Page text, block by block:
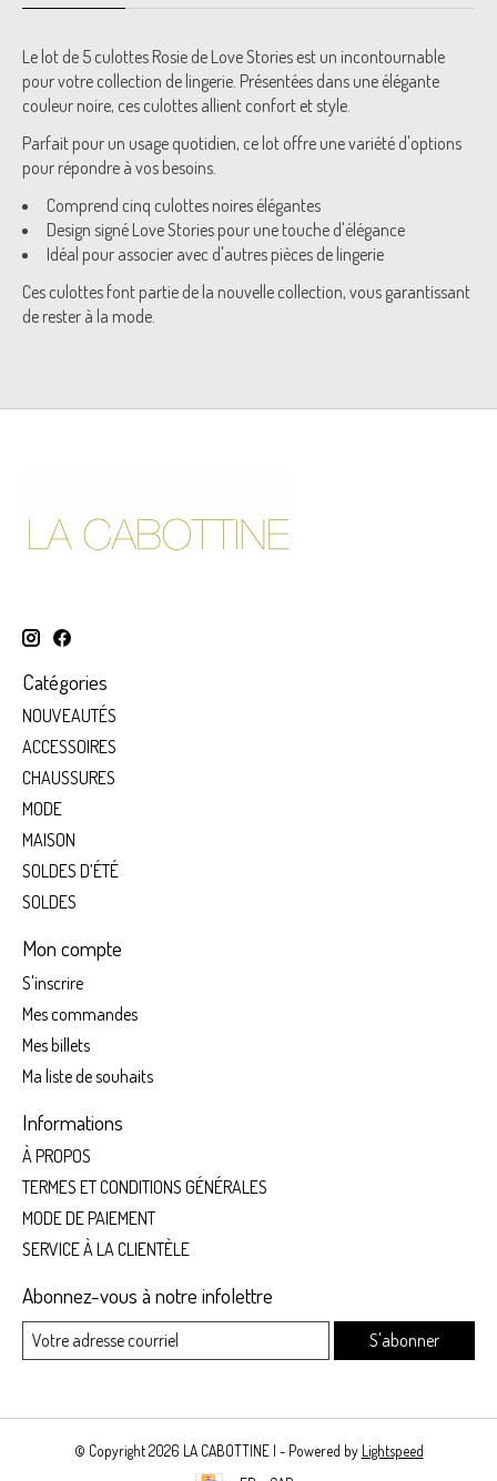
Le lot de 5 culottes Rosie de Love Stories est un incontournable
pour votre collection de lingerie. Présentées dans une élégante
couleur noire, ces culottes allient confort et style.
Parfait pour un usage quotidien, ce lot offre une variété d'options
pour répondre à vos besoins.
Comprend cinq culottes noires élégantes
Design signé Love Stories pour une touche d'élégance
Idéal pour associer avec d'autres pièces de lingerie
Ces culottes font partie de la nouvelle collection, vous garantissant
de rester à la mode.
Catégories
NOUVEAUTÉS
ACCESSOIRES
CHAUSSURES
MODE
MAISON
SOLDES D’ÉTÉ
SOLDES
Mon compte
S'inscrire
Mes commandes
Mes billets
Ma liste de souhaits
Informations
À PROPOS
TERMES ET CONDITIONS GÉNÉRALES
MODE DE PAIEMENT
SERVICE À LA CLIENTÈLE
Abonnez-vous à notre infolettre
S'abonner
© Copyright 2026 LA CABOTTINE | - Powered by Lightspeed